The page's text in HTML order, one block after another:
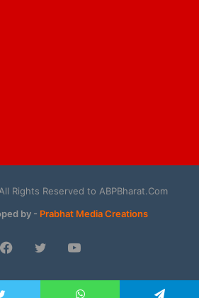
Rights Reserved to ABPBharat.Com
by - Prabhat Media Creations
Facebook
TwitterYouTube